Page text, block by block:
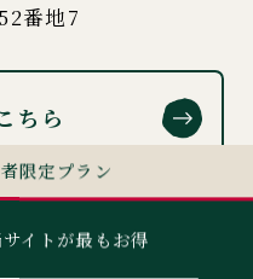
限定プラン
サイトが最もお得
番地7
ちら